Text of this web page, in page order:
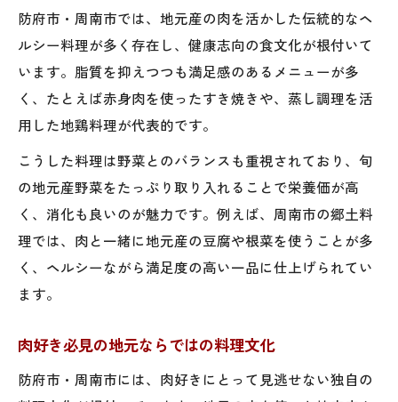
防府市・周南市では、地元産の肉を活かした伝統的なヘ
ルシー料理が多く存在し、健康志向の食文化が根付いて
います。脂質を抑えつつも満足感のあるメニューが多
く、たとえば赤身肉を使ったすき焼きや、蒸し調理を活
用した地鶏料理が代表的です。
こうした料理は野菜とのバランスも重視されており、旬
の地元産野菜をたっぷり取り入れることで栄養価が高
く、消化も良いのが魅力です。例えば、周南市の郷土料
理では、肉と一緒に地元産の豆腐や根菜を使うことが多
く、ヘルシーながら満足度の高い一品に仕上げられてい
ます。
肉好き必見の地元ならではの料理文化
防府市・周南市には、肉好きにとって見逃せない独自の